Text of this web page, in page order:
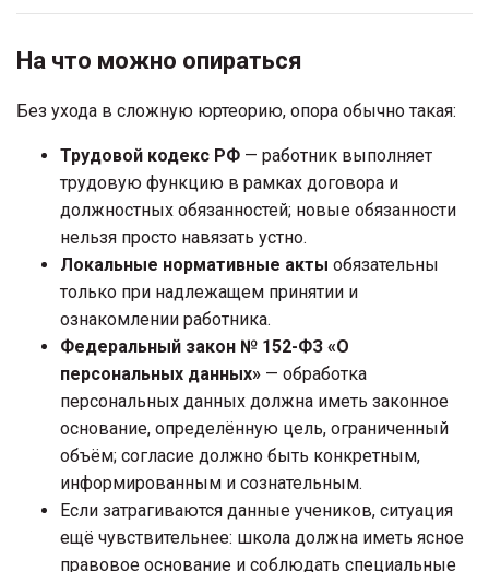
На что можно опираться
Без ухода в сложную юртеорию, опора обычно такая:
Трудовой кодекс РФ — работник выполняет
трудовую функцию в рамках договора и
должностных обязанностей; новые обязанности
нельзя просто навязать устно.
Локальные нормативные акты обязательны
только при надлежащем принятии и
ознакомлении работника.
Федеральный закон № 152-ФЗ «О
персональных данных» — обработка
персональных данных должна иметь законное
основание, определённую цель, ограниченный
объём; согласие должно быть конкретным,
информированным и сознательным.
Если затрагиваются данные учеников, ситуация
ещё чувствительнее: школа должна иметь ясное
правовое основание и соблюдать специальные